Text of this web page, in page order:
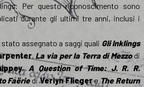
Per questo riconoscimento sono
durante gli ultimi tre anni, inclusi i
assegnato a saggi quali Gli Inklings
, La via per la Terra di Mezzodi
, A Question of Time: J. R. R.
FaëriediVerlyn FliegereThe Return